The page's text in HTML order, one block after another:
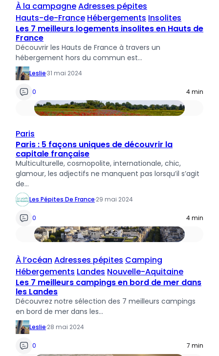
À la campagneAdresses pépites
Hauts-de-France Hébergements Insolites
Les 7 meilleurs logements insolites en Hauts de
France
Découvrir les Hauts de France à travers un
hébergement hors du commun est…
Leslie·31 mai 2024
0 4 min
Paris
Paris : 5 façons uniques de découvrir la
capitale française
Multiculturelle, cosmopolite, internationale, chic,
glamour, les adjectifs ne manquent pas lorsqu’il s’agit
de…
Les Pépites De France·29 mai 2024
0 4 min
À l’océan Adresses pépites Camping
Hébergements Landes Nouvelle-Aquitaine
Les 7 meilleurs campings en bord de mer dans
les Landes
Découvrez notre sélection des 7 meilleurs campings
en bord de mer dans les…
Leslie·28 mai 2024
0 7 min